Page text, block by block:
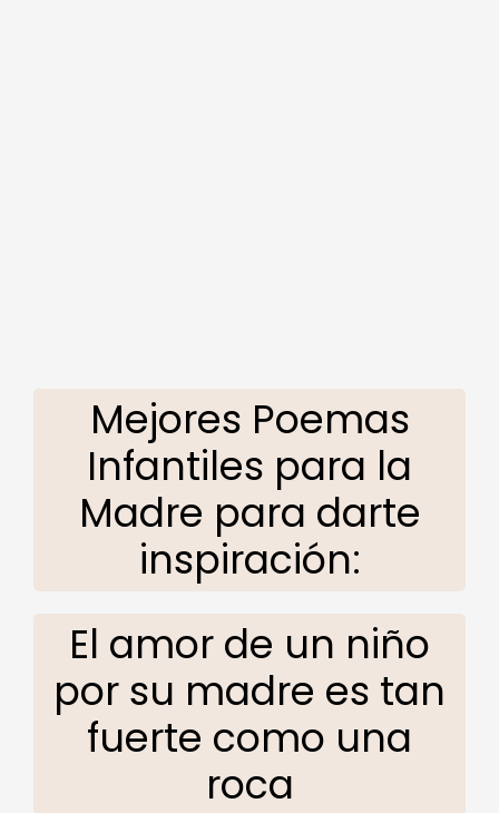
Mejores Poemas
Infantiles para la
Madre para darte
inspiración:
El amor de un niño
por su madre es tan
fuerte como una
roca